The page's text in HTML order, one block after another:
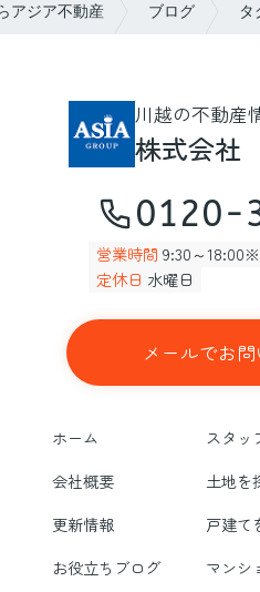
アジア不動産 ブログ タ
川越の不動産
株式会社
0120-
営業時間 9:30～
定休日 水曜日
メールでお
ホーム スタッ
会社概要
土地を
更新情報
戸建て
お役立ちブログ
マンシ